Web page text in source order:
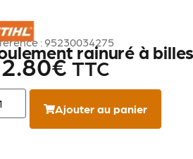
: 95230034275rainuré à
€ TTC
Ajouter au panier